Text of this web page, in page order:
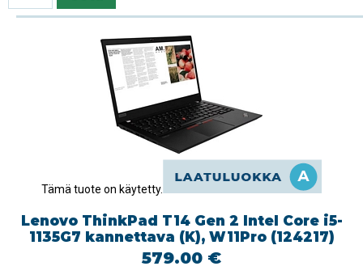
Tämä tuote on käytetty.
Lenovo ThinkPad T14 Gen 2 Intel Core i5-
1135G7 kannettava (K), W11Pro (124217)
579.00 €